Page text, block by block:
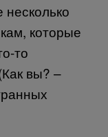
которые
то
вы? –